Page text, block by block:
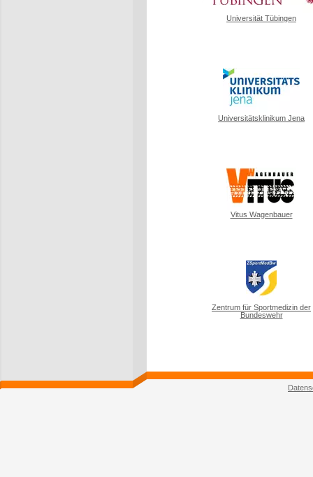
Universität Tübingen
Universitätsklinikum Jena
Vitus Wagenbauer
Zentrum für Sportmedizin der
Bundeswehr